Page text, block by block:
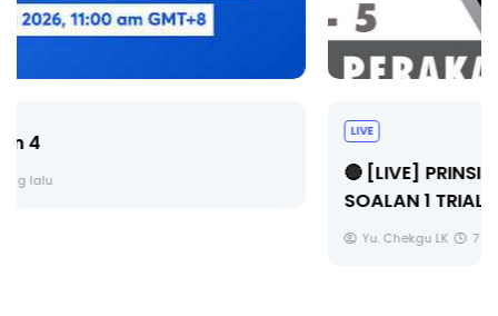
🔴 [LIVE] PRINSIP PERAKAUNAN, BEDAH TUNTAS